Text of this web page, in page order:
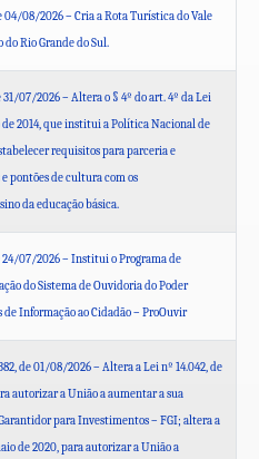
04/08/2026 – Cria a Rota Turística do Vale
Rio Grande do Sul.
31/07/2026 – Altera o § 4º do art. 4º da Lei
de 2014, que institui a Política Nacional de
requisitos para parceria e
pontões de cultura com os
da educação básica.
24/07/2026 – Institui o Programa de
do Sistema de Ouvidoria do Poder
de Informação ao Cidadão – ProOuvir
de 01/08/2026 – Altera a Lei nº 14.042, de
autorizar a União a aumentar a sua
para Investimentos – FGI; altera a
de 2020, para autorizar a União a